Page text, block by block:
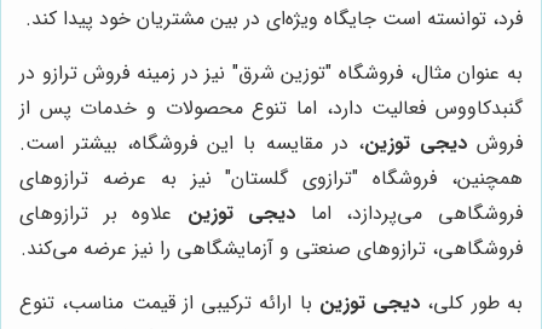
فرد، توانسته است جایگاه ویژه‌ای در بین مشتریان خود پیدا کند.
به عنوان مثال، فروشگاه "توزین شرق" نیز در زمینه فروش ترازو در
گنبدکاووس فعالیت دارد، اما تنوع محصولات و خدمات پس از
فروشدیجی توزین، در مقایسه با این فروشگاه، بیشتر است.
همچنین، فروشگاه "ترازوی گلستان" نیز به عرضه ترازوهای
فروشگاهی می‌پردازد، اما دیجی توزین علاوه بر ترازوهای
فروشگاهی، ترازوهای صنعتی و آزمایشگاهی را نیز عرضه می‌کند.
به طور کلی، دیجی توزین با ارائه ترکیبی از قیمت مناسب، تنوع